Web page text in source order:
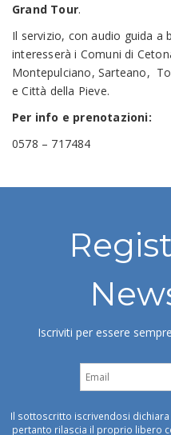
Grand Tour.
Il servizio, con audio guida
interesserà i Comuni di
Montepulciano, Sarteano,
e Città della Pieve.
Per info e prenotazioni:
0578 – 717484
Iscriviti per essere
Il sottoscritto iscrivendosi
pertanto rilascia il proprio libero